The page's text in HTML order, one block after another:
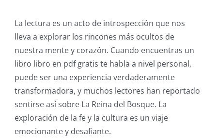
La lectura es un acto de introspección que nos
lleva a explorar los rincones más ocultos de
nuestra mente y corazón. Cuando encuentras un
libro libro en pdf gratis te habla a nivel personal,
puede ser una experiencia verdaderamente
transformadora, y muchos lectores han reportado
sentirse así sobre La Reina del Bosque. La
exploración de la fe y la cultura es un viaje
emocionante y desafiante.